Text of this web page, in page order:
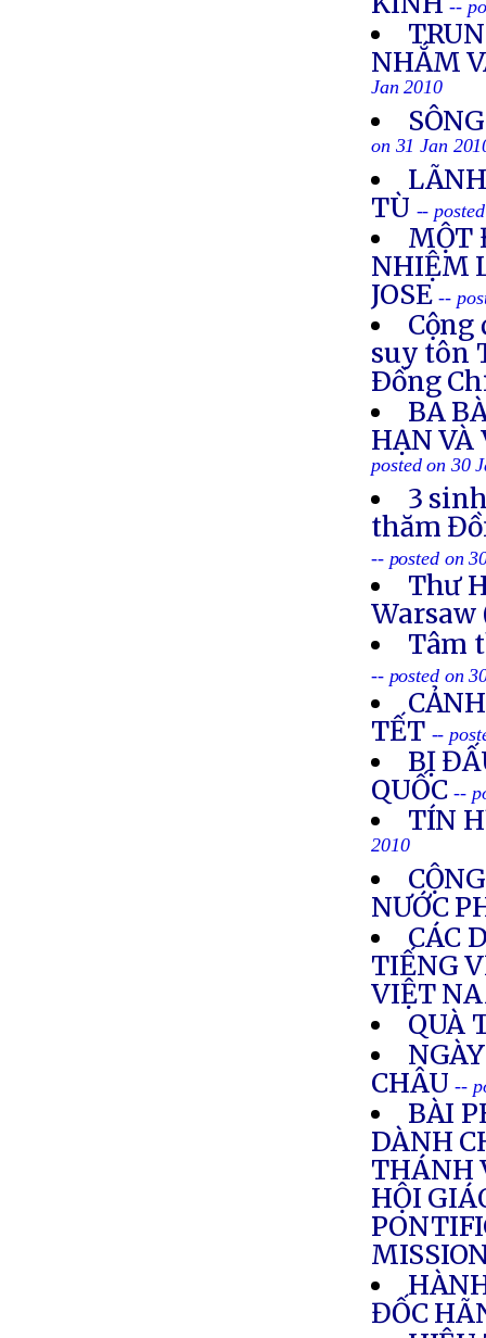
--
NHẮM
Jan 2010
on 31 Jan
TÙ --
MỘT
NHIỆM
JOSE --
Cộng
suy tôn
Ðồng
BA
HẠN
posted on 30
3
thăm
-- posted on
Thư
Tâm
-- posted on
TẾT --
BỊ
QUỐC --
TÍN
2010
NƯỚC
CÁC
TIẾNG
VIỆT
QUÀ
CHÂU --
BÀI
DÀNH
THÁNH
HỘI
ĐỐC